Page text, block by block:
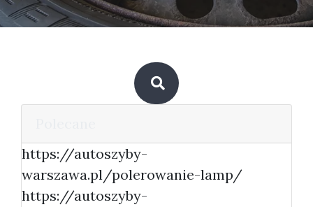
https://autoszyby-
warszawa.pl/polerowanie-lamp/
https://autoszyby-